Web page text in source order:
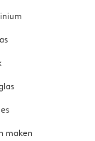
maken